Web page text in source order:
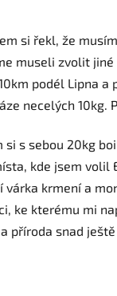
si řekl, že
museli zvolit
podél Lipna
necelých 10kg.
si s sebou 20kg
kde jsem volil
krmení a
ke kterému mi
příroda snad